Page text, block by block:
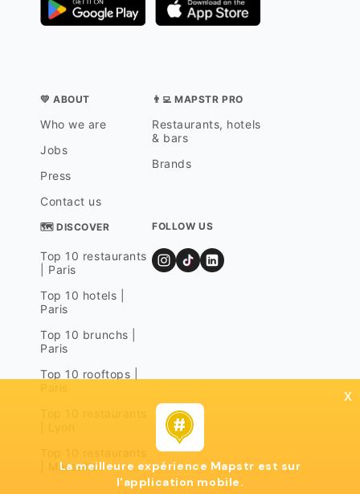
💛 ABOUT
Who we are
Jobs
Press
Contact us
👨‍💻 MAPSTR PRO
Restaurants, hotels
& bars
Brands
🗺 DISCOVER
Top 10 restaurants
| Paris
Top 10 hotels |
Paris
Top 10 brunchs |
Paris
Top 10 rooftops |
| Marseille
FOLLOW US
x
La meilleure expérience Mapstr est sur
l'application mobile.